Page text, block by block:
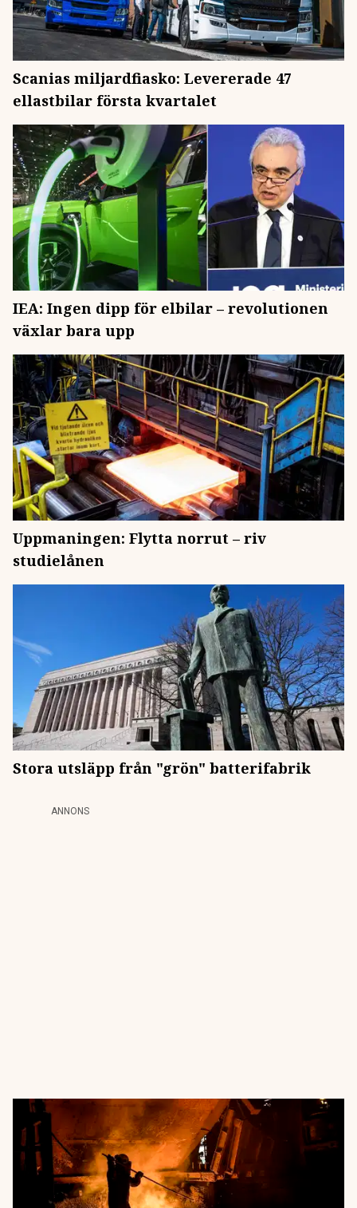
Scanias miljardfiasko: Levererade 47
ellastbilar första kvartalet
IEA: Ingen dipp för elbilar – revolutionen
växlar bara upp
Uppmaningen: Flytta norrut – riv
studielånen
Stora utsläpp från "grön" batterifabrik
ANNONS